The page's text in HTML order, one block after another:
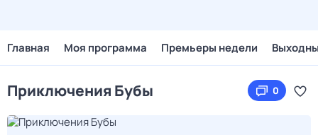
Главная Моя программа Премьеры недели
Приключения Бубы 0